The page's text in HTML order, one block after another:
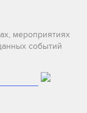
мероприятиях
событий